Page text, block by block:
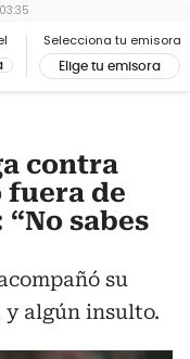
Selecciona tu emisora
Elige tu emisora
03:35
contra
fuera de
sabes
su
y algún insulto.